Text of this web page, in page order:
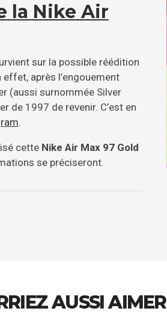
la Nike Air
sur la possible réédition
après l’engouement
(aussi surnommée Silver
de 1997 de revenir. C’est en
.
cette Nike Air Max 97 Gold
se préciseront.
AUSSI AIMER